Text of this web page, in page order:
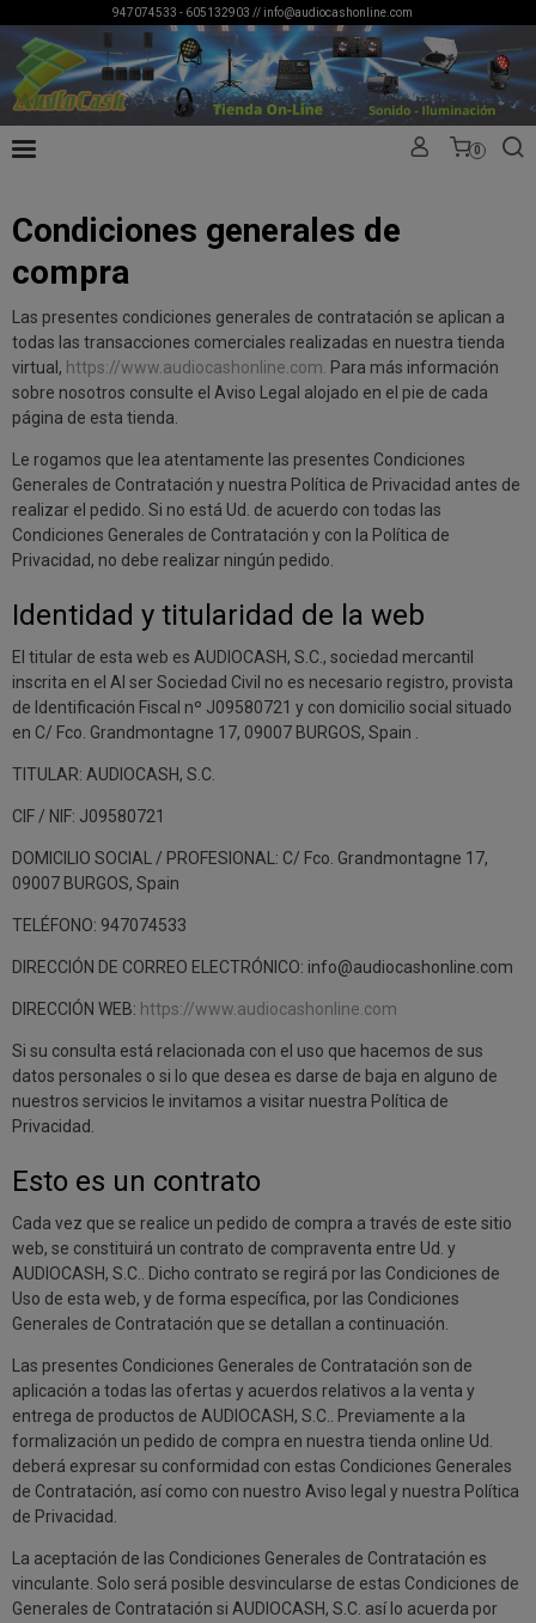
947074533 - 605132903 // info@audiocashonline.com
0
Condiciones generales de
compra
Las presentes condiciones generales de contratación se aplican a
todas las transacciones comerciales realizadas en nuestra tienda
virtual, https://www.audiocashonline.com. Para más información
sobre nosotros consulte el Aviso Legal alojado en el pie de cada
página de esta tienda.
Le rogamos que lea atentamente las presentes Condiciones
Generales de Contratación y nuestra Política de Privacidad antes de
realizar el pedido. Si no está Ud. de acuerdo con todas las
Condiciones Generales de Contratación y con la Política de
Privacidad, no debe realizar ningún pedido.
Identidad y titularidad de la web
El titular de esta web es AUDIOCASH, S.C., sociedad mercantil
inscrita en el Al ser Sociedad Civil no es necesario registro, provista
de Identificación Fiscal nº J09580721 y con domicilio social situado
en C/ Fco. Grandmontagne 17, 09007 BURGOS, Spain .
TITULAR: AUDIOCASH, S.C.
CIF / NIF: J09580721
DOMICILIO SOCIAL / PROFESIONAL: C/ Fco. Grandmontagne 17,
09007 BURGOS, Spain
TELÉFONO: 947074533
DIRECCIÓN DE CORREO ELECTRÓNICO: info@audiocashonline.com
DIRECCIÓN WEB: https://www.audiocashonline.com
Si su consulta está relacionada con el uso que hacemos de sus
datos personales o si lo que desea es darse de baja en alguno de
nuestros servicios le invitamos a visitar nuestra Política de
Privacidad.
Esto es un contrato
Cada vez que se realice un pedido de compra a través de este sitio
web, se constituirá un contrato de compraventa entre Ud. y
AUDIOCASH, S.C.. Dicho contrato se regirá por las Condiciones de
Uso de esta web, y de forma específica, por las Condiciones
Generales de Contratación que se detallan a continuación.
Las presentes Condiciones Generales de Contratación son de
aplicación a todas las ofertas y acuerdos relativos a la venta y
entrega de productos de AUDIOCASH, S.C.. Previamente a la
formalización un pedido de compra en nuestra tienda online Ud.
deberá expresar su conformidad con estas Condiciones Generales
de Contratación, así como con nuestro Aviso legal y nuestra Política
de Privacidad.
La aceptación de las Condiciones Generales de Contratación es
vinculante. Solo será posible desvincularse de estas Condiciones de
Generales de Contratación si AUDIOCASH, S.C. así lo acuerda por